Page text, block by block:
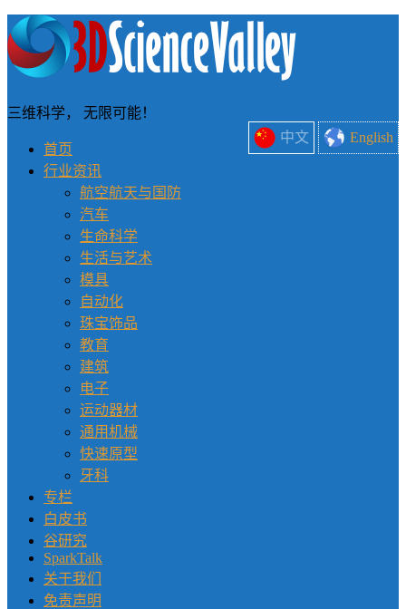
中文 English
三维科学， 无限可能！
首页
行业资讯
航空航天与国防
汽车
生命科学
生活与艺术
模具
自动化
珠宝饰品
教育
建筑
电子
运动器材
通用机械
快速原型
牙科
专栏
白皮书
谷研究
SparkTalk
关于我们
免责声明